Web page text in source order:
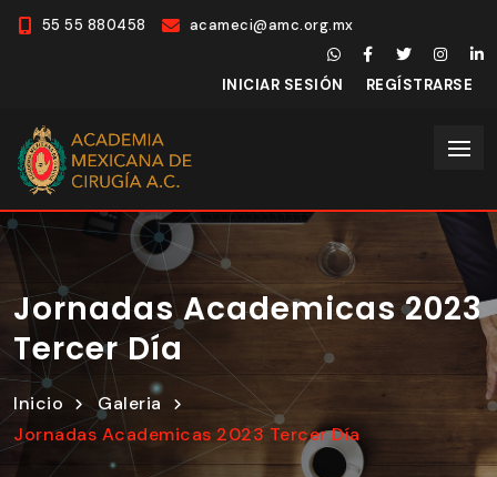
55 55 880458 acameci@amc.org.mx
INICIAR SESIÓN REGÍSTRARSE
Jornadas Academicas 2023
Tercer Día
Inicio
Galeria
Jornadas Academicas 2023 Tercer Día